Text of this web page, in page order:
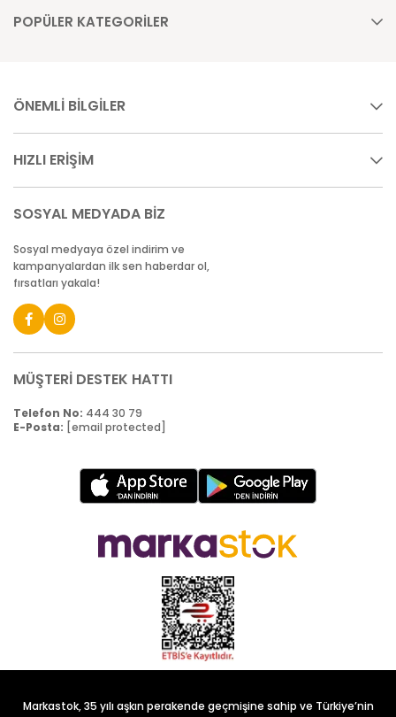
POPÜLER KATEGORİLER
ÖNEMLİ BİLGİLER
HIZLI ERİŞİM
SOSYAL MEDYADA BİZ
Sosyal medyaya özel indirim ve
kampanyalardan ilk sen haberdar ol,
fırsatları yakala!
MÜŞTERİ DESTEK HATTI
Telefon No: 444 30 79
E-Posta: [email protected]
Markastok, 35 yılı aşkın perakende geçmişine sahip ve Türkiye’nin